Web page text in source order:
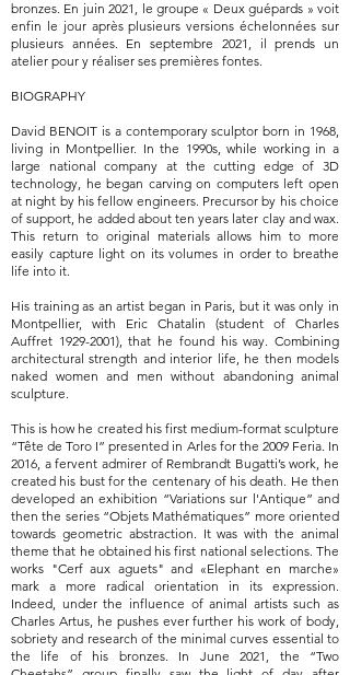
bronzes. En juin 2021, le groupe « Deux guépards » voit
enfin le jour après plusieurs versions échelonnées sur
plusieurs années. En septembre 2021, il prends un
atelier pour y réaliser ses premières fontes.
BIOGRAPHY
David BENOIT is a contemporary sculptor born in 1968,
living in Montpellier. In the 1990s, while working in a
large national company at the cutting edge of 3D
technology, he began carving on computers left open
at night by his fellow engineers. Precursor by his choice
of support, he added about ten years later clay and wax.
This return to original materials allows him to more
easily capture light on its volumes in order to breathe
life into it.
His training as an artist began in Paris, but it was only in
Montpellier, with Eric Chatalin (student of Charles
Auffret 1929-2001), that he found his way. Combining
architectural strength and interior life, he then models
naked women and men without abandoning animal
sculpture.
This is how he created his first medium-format sculpture
“Tête de Toro I” presented in Arles for the 2009 Feria. In
2016, a fervent admirer of Rembrandt Bugatti’s work, he
created his bust for the centenary of his death. He then
developed an exhibition “Variations sur l'Antique” and
then the series “Objets Mathématiques” more oriented
towards geometric abstraction. It was with the animal
theme that he obtained his first national selections. The
works "Cerf aux aguets" and «Elephant en marche»
mark a more radical orientation in its expression.
Indeed, under the influence of animal artists such as
Charles Artus, he pushes ever further his work of body,
sobriety and research of the minimal curves essential to
the life of his bronzes. In June 2021, the “Two